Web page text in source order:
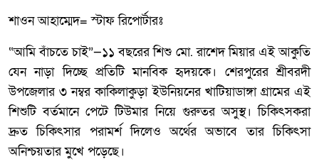
শাওন আহাম্মেদ= স্টাফ রিপোর্টারঃ
“আমি বাঁচতে চাই”—১১ বছরের শিশু মো. রাশেদ মিয়ার এই আকুতি
যেন নাড়া দিচ্ছে প্রতিটি মানবিক হৃদয়কে। শেরপুরের শ্রীবরদী
উপজেলার ৩ নম্বর কাকিলাকুড়া ইউনিয়নের খাটিয়াডাঙ্গা গ্রামের এই
শিশুটি বর্তমানে পেটে টিউমার নিয়ে গুরুতর অসুস্থ। চিকিৎসকরা
দ্রুত চিকিৎসার পরামর্শ দিলেও অর্থের অভাবে তার চিকিৎসা
অনিশ্চয়তার মুখে পড়েছে।